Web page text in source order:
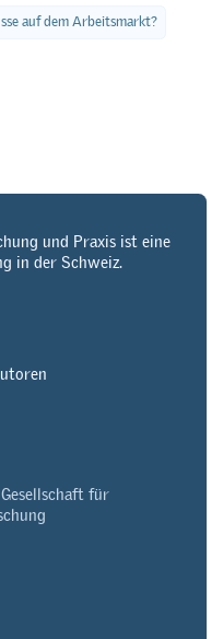
auf dem Arbeitsmarkt?
und Praxis ist eine
in der Schweiz.
für